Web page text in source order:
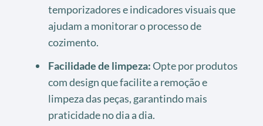
temporizadores e indicadores visuais que
ajudam a monitorar o processo de
cozimento.
Facilidade de limpeza:Opte por produtos
com design que facilite a remoção e
limpeza das peças, garantindo mais
praticidade no dia a dia.